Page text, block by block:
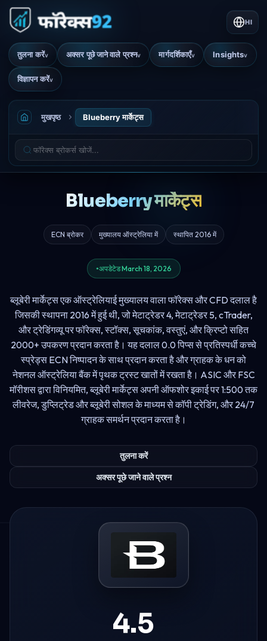
तुलना करेंv अक्सर पूछे जाने वाले प्रश्नv मार्गदर्शिकाएँv Insightsv
विज्ञापन करेंv
HI
मुखपृष्ठ Blueberry मार्केट्स
Blueberry मार्केट्स
ECN ब्रोकर मुख्यालय ऑस्ट्रेलिया में स्थापित 2016 में
अपडेटेड March 18, 2026
ब्लूबेरी मार्केट्स एक ऑस्ट्रेलियाई मुख्यालय वाला फॉरेक्स और CFD दलाल है
जिसकी स्थापना 2016 में हुई थी, जो मेटाट्रेडर 4, मेटाट्रेडर 5, cTrader,
और ट्रेडिंगव्यू पर फॉरेक्स, स्टॉक्स, सूचकांक, वस्तुएं, और क्रिप्टो सहित
2000+ उपकरण प्रदान करता है। यह दलाल 0.0 पिप्स से प्रतिस्पर्धी कच्चे
स्प्रेड्स ECN निष्पादन के साथ प्रदान करता है और ग्राहक के धन को
नेशनल ऑस्ट्रेलिया बैंक में पृथक ट्रस्ट खातों में रखता है। ASIC और FSC
मॉरीशस द्वारा विनियमित, ब्लूबेरी मार्केट्स अपनी ऑफशोर इकाई पर 1:500 तक
लीवरेज, डुप्लिट्रेड और ब्लूबेरी सोशल के माध्यम से कॉपी ट्रेडिंग, और 24/7
ग्राहक समर्थन प्रदान करता है।
तुलना करें
अक्सर पूछे जाने वाले प्रश्न
4.5